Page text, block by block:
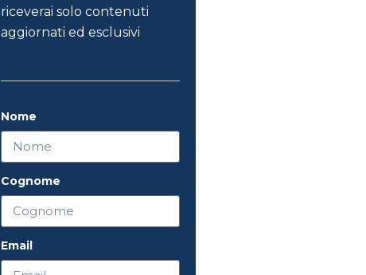
riceverai solo contenuti
aggiornati ed esclusivi
Nome
Cognome
Email